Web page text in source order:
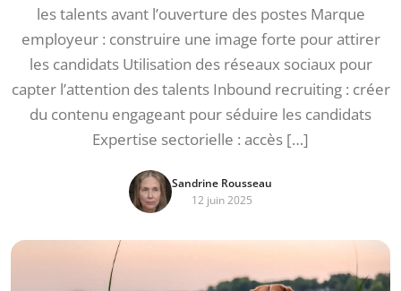
les talents avant l’ouverture des postes Marque
employeur : construire une image forte pour attirer
les candidats Utilisation des réseaux sociaux pour
capter l’attention des talents Inbound recruiting : créer
du contenu engageant pour séduire les candidats
Expertise sectorielle : accès […]
Sandrine Rousseau
12 juin 2025